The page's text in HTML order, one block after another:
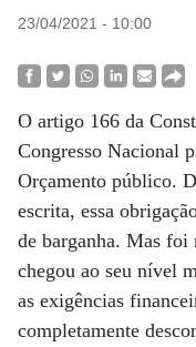
23/04/2021 - 10:00
O artigo 166 da
Congresso Nacional
Orçamento público.
escrita, essa
de barganha. Mas foi
chegou ao seu nível
as exigências
completamente